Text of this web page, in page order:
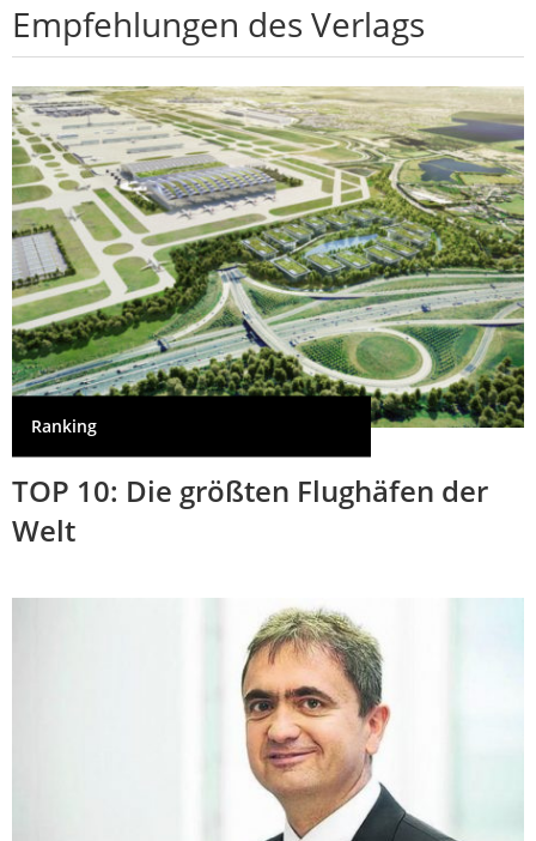
Empfehlungen des Verlags
Ranking
TOP 10: Die größten Flughäfen der
Welt